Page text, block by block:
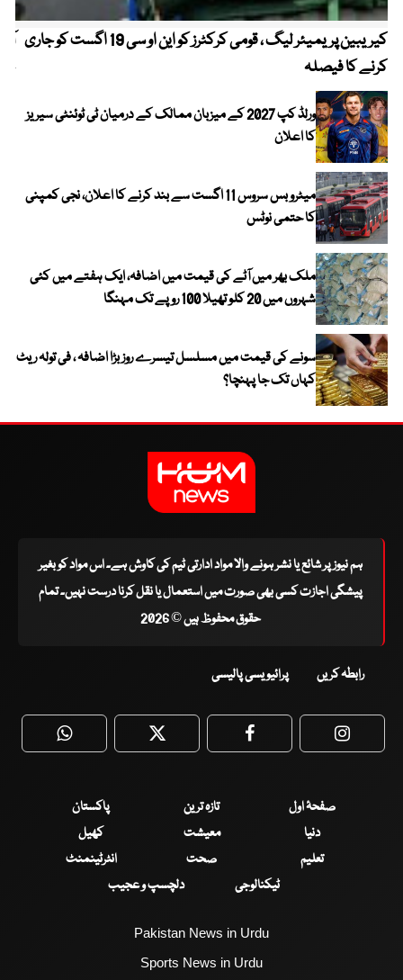
کیریبین پریمیئر لیگ ، قومی کرکٹرز کو این او سی 19 اگست کو جاری
کرنے کا فیصلہ
ورلڈ کپ 2027 کے میزبان ممالک کے درمیان ٹی ٹوئنٹی سیریز
کا اعلان
میٹرو بس سروس 11 اگست سے بند کرنے کا اعلان، نجی کمپنی
کا حتمی نوٹس
ملک بھر میں آٹے کی قیمت میں اضافہ، ایک ہفتے میں کئی
شہروں میں 20 کلو تھیلا 100 روپے تک مہنگا
سونے کی قیمت میں مسلسل تیسرے روز بڑا اضافہ ، فی تولہ ریٹ
کہاں تک جا پہنچا؟
ہم نیوز پر شائع یا نشر ہونے والا مواد ادارتی ٹیم کی کاوش ہے۔ اس مواد کو بغیر
پیشگی اجازت کسی بھی صورت میں استعمال یا نقل کرنا درست نہیں۔ تمام
حقوق محفوظ ہیں © 2026
رابطہ کریں پرائیویسی پالیسی
WhatsApp Twitter Facebook
صفحۂ اول تازہ ترین
پاکستان
دنیا
معیشت
کھیل
تعلیم
صحت
انٹرٹینمنٹ
ٹیکنالوجی
دلچسپ و عجیب
Pakistan News in Urdu
Sports News in Urdu